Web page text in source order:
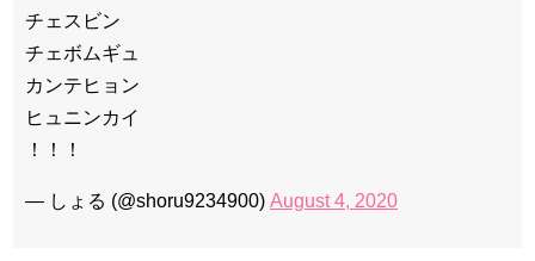
チェスビン
チェボムギュ
カンテヒョン
ヒュニンカイ
！！！
— しょる (@shoru9234900) August 4, 2020